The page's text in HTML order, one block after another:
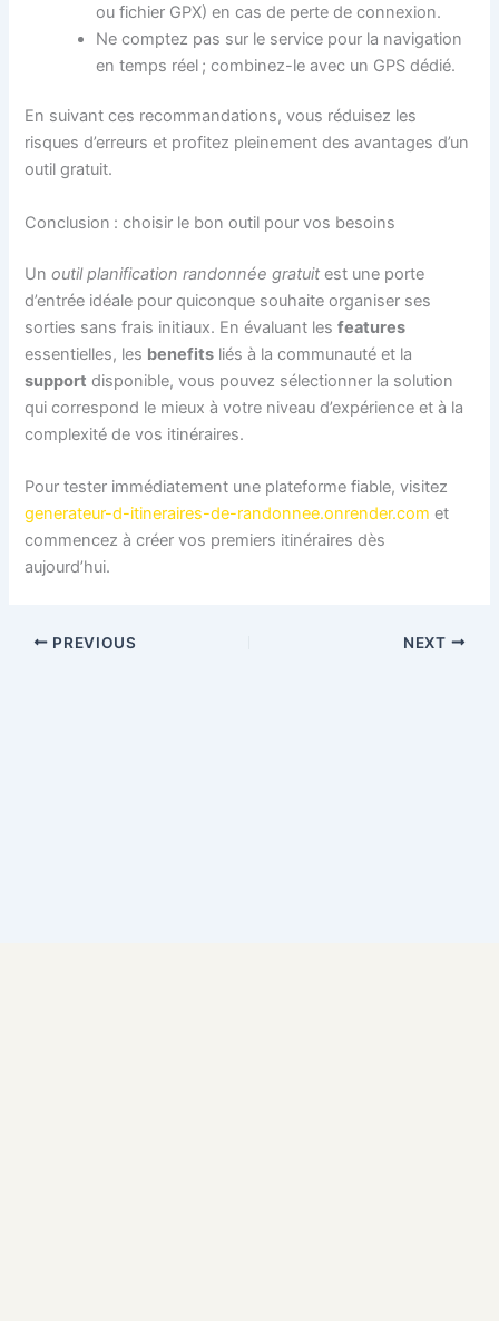
ou fichier GPX) en cas de perte de connexion.
Ne comptez pas sur le service pour la navigation
en temps réel ; combinez-le avec un GPS dédié.
En suivant ces recommandations, vous réduisez les
risques d’erreurs et profitez pleinement des avantages d’un
outil gratuit.
Conclusion : choisir le bon outil pour vos besoins
Unoutil planification randonnée gratuit est une porte
d’entrée idéale pour quiconque souhaite organiser ses
sorties sans frais initiaux. En évaluant lesfeatures
essentielles, les benefits liés à la communauté et la
support disponible, vous pouvez sélectionner la solution
qui correspond le mieux à votre niveau d’expérience et à la
complexité de vos itinéraires.
Pour tester immédiatement une plateforme fiable, visitez
generateur-d-itineraires-de-randonnee.onrender.com et
commencez à créer vos premiers itinéraires dès
aujourd’hui.
PREVIOUS NEXT